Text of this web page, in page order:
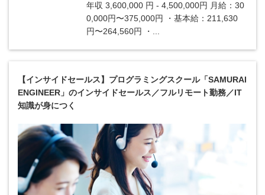
年収 3,600,000 円 - 4,500,000円 月給：30
0,000円〜375,000円 ・基本給：211,630
円〜264,560円 ・...
【インサイドセールス】プログラミングスクール「SAMURAI
ENGINEER」のインサイドセールス／フルリモート勤務／IT
知識が身につく